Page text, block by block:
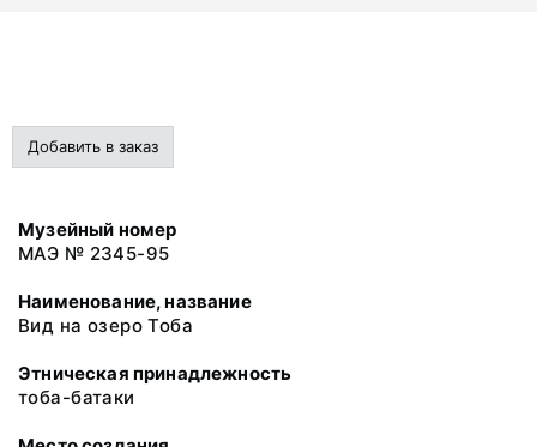
Добавить в заказ
Музейный номер
МАЭ № 2345-95
Наименование, название
Вид на озеро Тоба
Этническая принадлежность
тоба-батаки